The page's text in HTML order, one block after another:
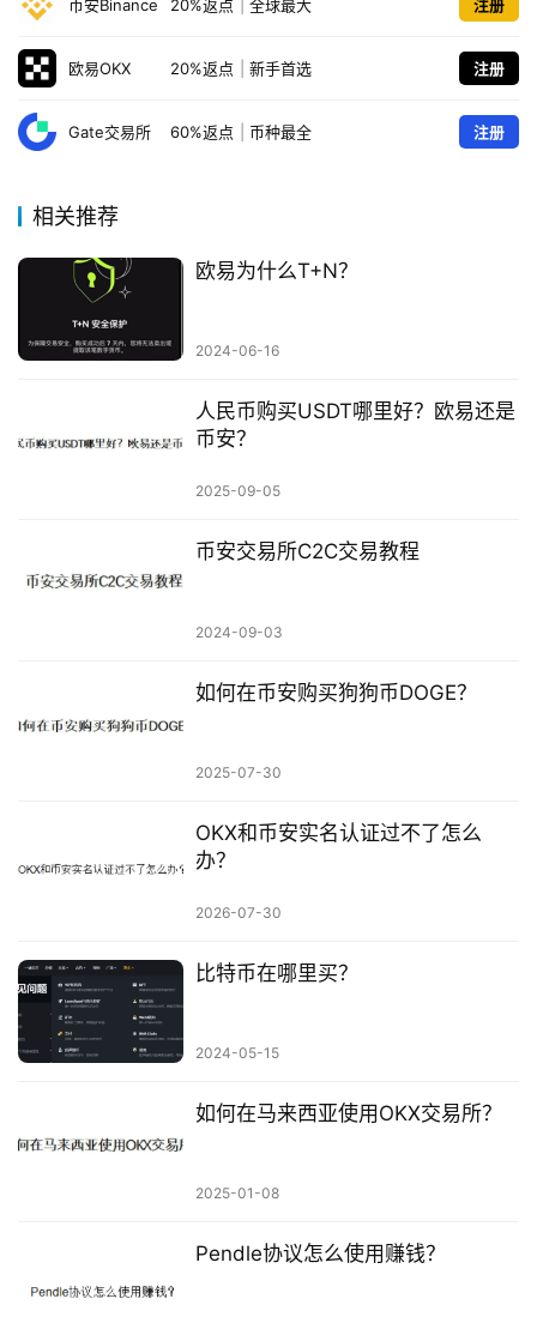
币安Binance 20%返点 全球最大 注册
欧易OKX 20%返点 新手首选 注册
Gate交易所 60%返点 币种最全 注册
相关推荐
欧易为什么T+N？
2024-06-16
人民币购买USDT哪里好？欧易还是
币安？
2025-09-05
币安交易所C2C交易教程
2024-09-03
如何在币安购买狗狗币DOGE？
2025-07-30
OKX和币安实名认证过不了怎么
办？
2026-07-30
比特币在哪里买？
2024-05-15
如何在马来西亚使用OKX交易所？
2025-01-08
Pendle协议怎么使用赚钱？